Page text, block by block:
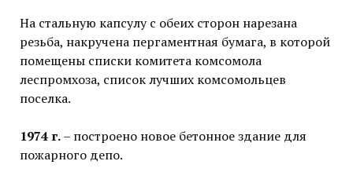
На стальную капсулу с обеих сторон нарезана
резьба, накручена пергаментная бумага, в которой
помещены списки комитета комсомола
леспромхоза, список лучших комсомольцев
поселка.
1974 г.– построено новое бетонное здание для
пожарного депо.